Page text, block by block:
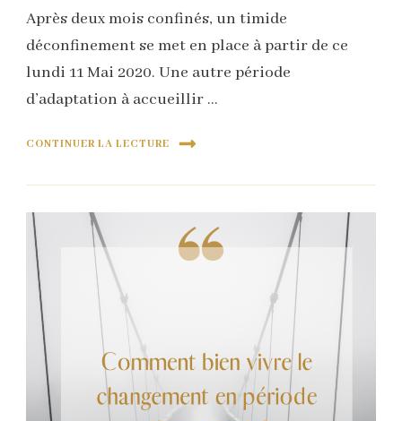
Après deux mois confinés, un timide
déconfinement se met en place à partir de ce
lundi 11 Mai 2020. Une autre période
d’adaptation à accueillir …
CONTINUER LA LECTURE